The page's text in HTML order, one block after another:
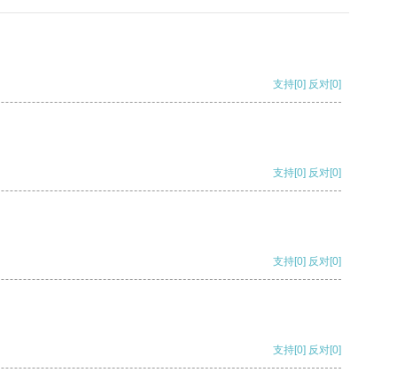
支持[0] 反对[0]
支持[0] 反对[0]
支持[0] 反对[0]
支持[0] 反对[0]